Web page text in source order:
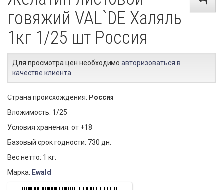
говяжий VAL`DE Халяль
1кг 1/25 шт Россия
Для просмотра цен необходимо авторизоваться в
качестве клиента
Страна происхождения: Россия
Вложимость: 1/25
Условия хранения: от +18
Базовый срок годности: 730 дн.
Вес нетто: 1 кг.
Марка: Ewald